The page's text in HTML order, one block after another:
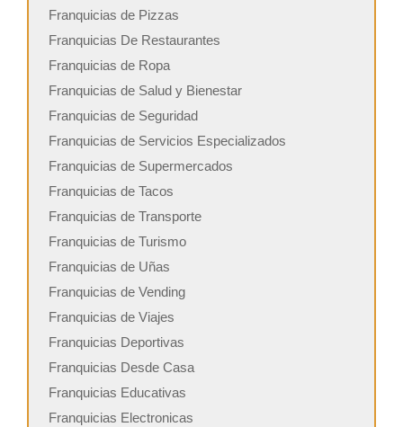
Franquicias de Pizzas
Franquicias De Restaurantes
Franquicias de Ropa
Franquicias de Salud y Bienestar
Franquicias de Seguridad
Franquicias de Servicios Especializados
Franquicias de Supermercados
Franquicias de Tacos
Franquicias de Transporte
Franquicias de Turismo
Franquicias de Uñas
Franquicias de Vending
Franquicias de Viajes
Franquicias Deportivas
Franquicias Desde Casa
Franquicias Educativas
Franquicias Electronicas